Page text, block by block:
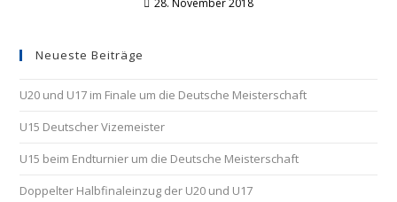
28. November 2018
Neueste Beiträge
U20 und U17 im Finale um die Deutsche Meisterschaft
U15 Deutscher Vizemeister
U15 beim Endturnier um die Deutsche Meisterschaft
Doppelter Halbfinaleinzug der U20 und U17